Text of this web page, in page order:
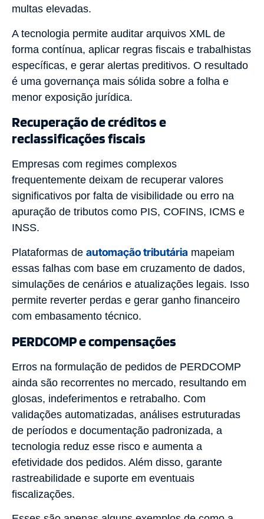
multas elevadas.
A tecnologia permite auditar arquivos XML de
forma contínua, aplicar regras fiscais e trabalhistas
específicas, e gerar alertas preditivos. O resultado
é uma governança mais sólida sobre a folha e
menor exposição jurídica.
Recuperação de créditos e
reclassificações fiscais
Empresas com regimes complexos
frequentemente deixam de recuperar valores
significativos por falta de visibilidade ou erro na
apuração de tributos como PIS, COFINS, ICMS e
INSS.
Plataformas de automação tributária mapeiam
essas falhas com base em cruzamento de dados,
simulações de cenários e atualizações legais. Isso
permite reverter perdas e gerar ganho financeiro
com embasamento técnico.
PERDCOMP e compensações
Erros na formulação de pedidos de PERDCOMP
ainda são recorrentes no mercado, resultando em
glosas, indeferimentos e retrabalho. Com
validações automatizadas, análises estruturadas
de períodos e documentação padronizada, a
tecnologia reduz esse risco e aumenta a
efetividade dos pedidos. Além disso, garante
rastreabilidade e suporte em eventuais
fiscalizações.